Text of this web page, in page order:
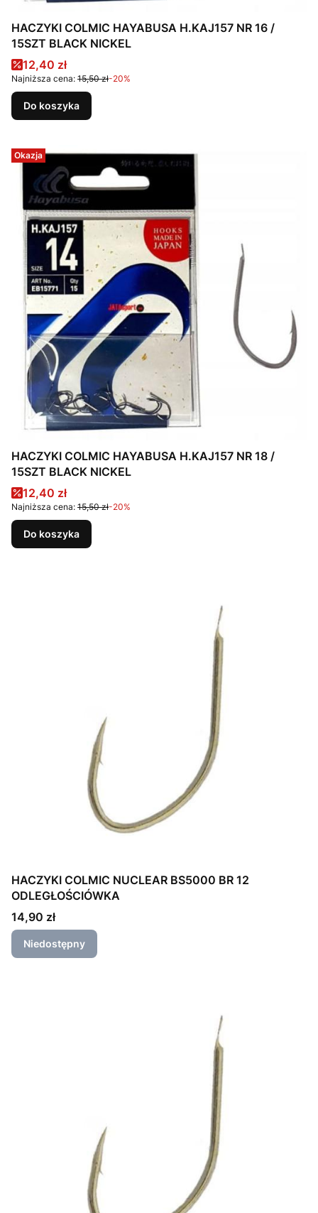
HACZYKI COLMIC HAYABUSA H.KAJ157 NR 16 /
15SZT BLACK NICKEL
Cena promocyjna
12,40 zł
Najniższa cena: 15,50 zł-20%
Do koszyka
Okazja
HACZYKI COLMIC HAYABUSA H.KAJ157 NR 18 /
15SZT BLACK NICKEL
Cena promocyjna
12,40 zł
Najniższa cena: 15,50 zł-20%
Do koszyka
HACZYKI COLMIC NUCLEAR BS5000 BR 12
ODLEGŁOŚCIÓWKA
Cena
14,90 zł
Niedostępny